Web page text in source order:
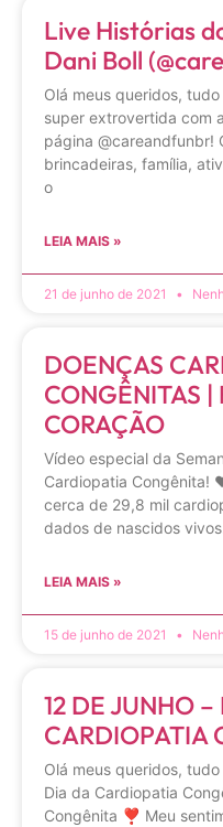
Live Histórias
Dani Boll
Olá meus queridos,
super extrovertida com
página @careandfunbr!
brincadeiras, família,
o
LEIA MAIS »
21 de junho de 2021
DOENÇAS
CONGÊNITAS
CORAÇÃO
Vídeo especial da
Cardiopatia Congênita!
cerca de 29,8 mil
dados de nascidos
LEIA MAIS »
15 de junho de 2021
12 DE JUNHO
CARDIOPATIA
Olá meus queridos,
Dia da Cardiopatia
Congênita ❣️ Meu